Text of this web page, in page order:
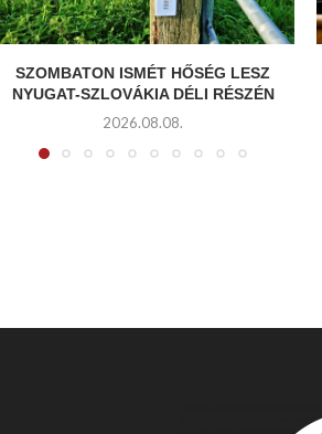
SZOMBATON ISMÉT HŐSÉG LESZ
NYUGAT-SZLOVÁKIA DÉLI RÉSZÉN
2026.08.08.